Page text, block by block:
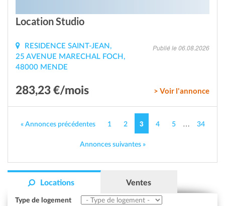
Location Studio
Publié le 06.08.2026
RESIDENCE SAINT-JEAN,
25 AVENUE MARECHAL FOCH,
48000 MENDE
283,23 €/mois > Voir l'annonce
« Annonces précédentes 1 2 3 4 5 … 34
Annonces suivantes »
Locations Ventes
Type de logement